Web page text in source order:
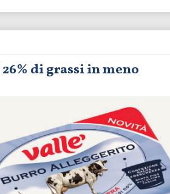
di grassi in meno